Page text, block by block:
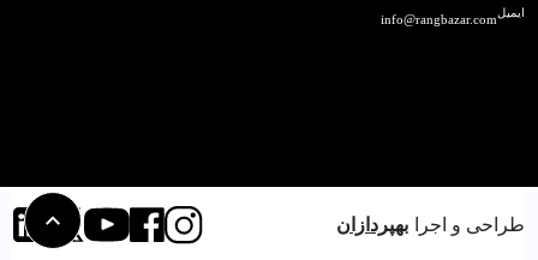
ایمیلinfo@rangbazar.com
طراحی و اجرا بهپردازان